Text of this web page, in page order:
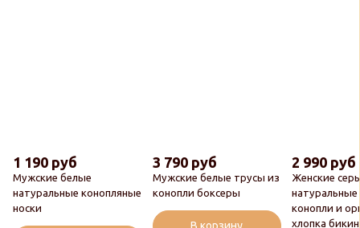
Мужские белые
натуральные конопляные
носки
1 190 руб
Мужские белые трусы из
конопли боксеры
3 790 руб
Женские
конопли и
хлопка
2 990 руб